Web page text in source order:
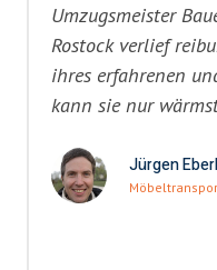
Umzugsmeister
Rostock verlief
ihres erfahrenen
kann sie nur
Jürgen